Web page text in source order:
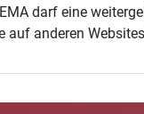
darf eine
anderen